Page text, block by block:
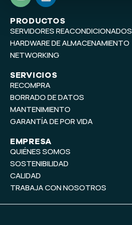
u
t
u
b
e
n
k
e
d
i
PRODUCTOS
SERVIDORES REACONDICIONADOS
HARDWARE DE ALMACENAMIENTO
NETWORKING
SERVICIOS
RECOMPRA
BORRADO DE DATOS
MANTENIMIENTO
GARANTÍA DE POR VIDA
EMPRESA
QUIÉNES SOMOS
SOSTENIBILIDAD
CALIDAD
TRABAJA CON NOSOTROS